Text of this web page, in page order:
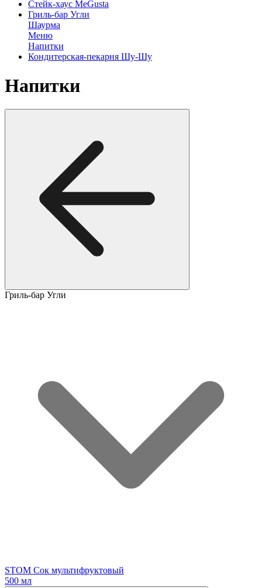
Стейк-хаус MeGusta
Гриль-бар Угли
Шаурма
Меню
Напитки
Кондитерская-пекарня Шу-Шу
Напитки
Гриль-бар Угли
STOM Cок мультифруктовый
500 мл